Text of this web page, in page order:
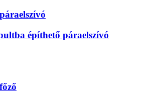
építhető páraelszívó